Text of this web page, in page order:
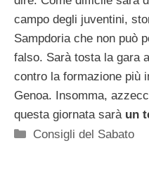
campo degli juventini,
Sampdoria che non può
falso. Sarà tosta la gara
contro la formazione più
Genoa. Insomma,
questa giornata sarà un
Categorie
Consigli del Sabato